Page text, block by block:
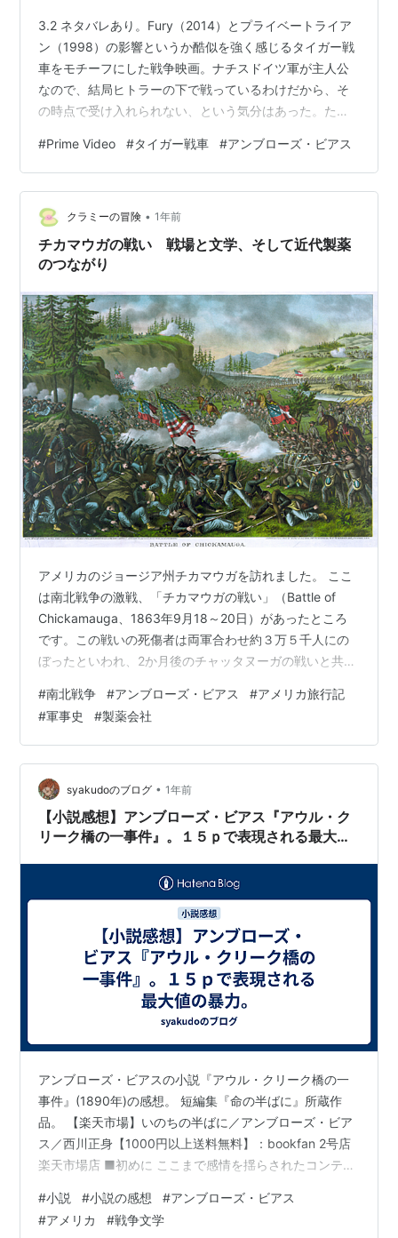
3.2 ネタバレあり。Fury（2014）とプライベートライア
ン（1998）の影響というか酷似を強く感じるタイガー戦
車をモチーフにした戦争映画。ナチスドイツ軍が主人公
なので、結局ヒトラーの下で戦っているわけだから、そ
の時点で受け入れられない、という気分はあった。ただ
くるし、戦車好きやマニアにはいい資料が提供された。
戦車乗組員のキャラクターはFuryからいただいている。
司令官がピットで、他に粗野と理知と冷静と新人がい
る。ストーリーはプライベートライアンからのいただき
で、単小隊での救出ミッションになっていた。 戦争映画
には戦闘時じゃないときに語られ…
#Prime Video #タイガー戦車 #アンブローズ・ビアス
クラミーの冒険 • 1年前
チカマウガの戦い 戦場と文学、そして近代製薬
のつながり
アメリカのジョージア州チカマウガを訪れました。 ここ
は南北戦争の激戦、「チカマウガの戦い」（Battle of
Chickamauga、1863年9月18～20日）があったところ
です。この戦いの死傷者は両軍合わせ約３万５千人にの
ぼったといわれ、2か月後のチャッタヌーガの戦いと共に
いと西部戦線の転機 チカマウガはアトランタから北西へ
車で２時間ほど、テネシー州チャッタヌーガからは30分
ほどで、近くにはアパラチア山脈の一部にあたるルック
アウト・マウンテンがあります。晴れた日には7つの州が
見渡せる眺望のよさから先住民チェロキー族と開拓者た
ちとの一連の…
#南北戦争 #アンブローズ・ビアス #アメリカ旅行記
#軍事史 #製薬会社
syakudoのブログ • 1年前
【小説感想】アンブローズ・ビアス『アウル・ク
リーク橋の一事件』。１５ｐで表現される最大値
アンブローズ・ビアスの小説『アウル・クリーク橋の一
事件』(1890年)の感想。 短編集『命の半ばに』所蔵作
品。 【楽天市場】いのちの半ばに／アンブローズ・ビア
ス／西川正身【1000円以上送料無料】：bookfan 2号店
楽天市場店 ■初めに ここまで感情を揺らされたコンテン
い人に是非。１５ｐしか無い。忙しい現代人にぴったり
の尺。でも私は読了後、１週間以上ずっと心に鮮やかな
#小説 #小説の感想 #アンブローズ・ビアス
#アメリカ #戦争文学